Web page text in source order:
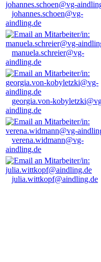
johannes.schoen@vg-
aindling.de
manuela.schreier@vg-
aindling.de
georgia.von-
aindling.de
verena.widmann@vg-
aindling.de
julia.wittkopf@aindling.de